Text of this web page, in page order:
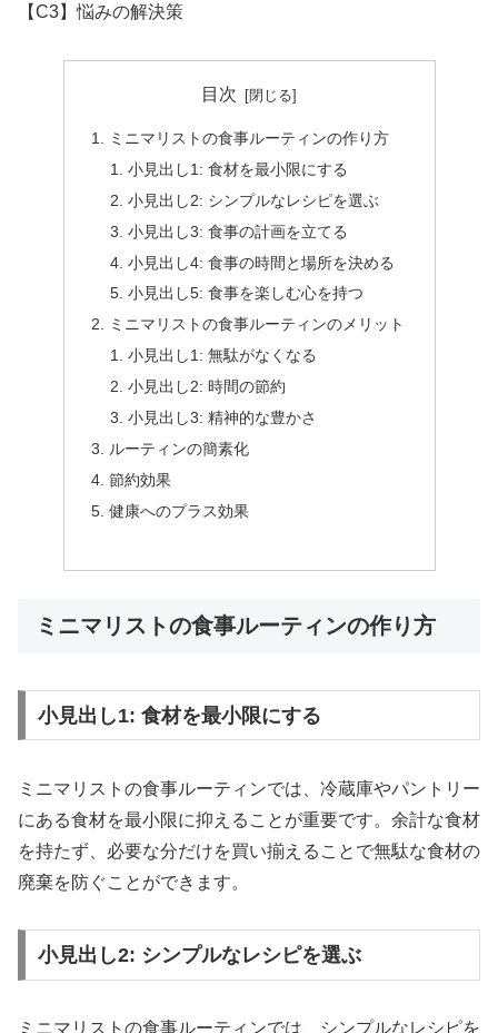
【C3】悩みの解決策
目次
ミニマリストの食事ルーティンの作り方
小見出し1: 食材を最小限にする
小見出し2: シンプルなレシピを選ぶ
小見出し3: 食事の計画を立てる
小見出し4: 食事の時間と場所を決める
小見出し5: 食事を楽しむ心を持つ
ミニマリストの食事ルーティンのメリット
小見出し1: 無駄がなくなる
小見出し2: 時間の節約
小見出し3: 精神的な豊かさ
ルーティンの簡素化
節約効果
健康へのプラス効果
ミニマリストの食事ルーティンの作り方
小見出し1: 食材を最小限にする
ミニマリストの食事ルーティンでは、冷蔵庫やパントリー
にある食材を最小限に抑えることが重要です。余計な食材
を持たず、必要な分だけを買い揃えることで無駄な食材の
廃棄を防ぐことができます。
小見出し2: シンプルなレシピを選ぶ
ミニマリストの食事ルーティンでは、シンプルなレシピを